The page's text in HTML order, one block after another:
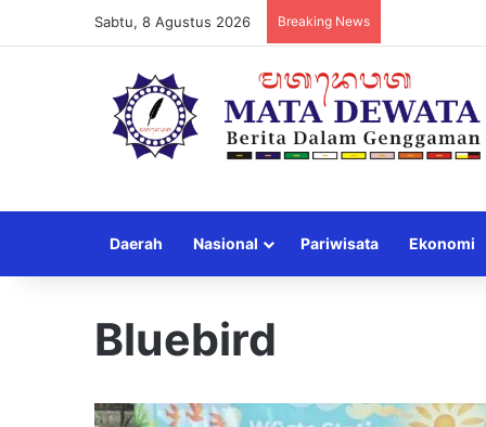
Sabtu, 8 Agustus 2026 Breaking News
Daerah Nasional Pariwisata Ekonomi
Bluebird